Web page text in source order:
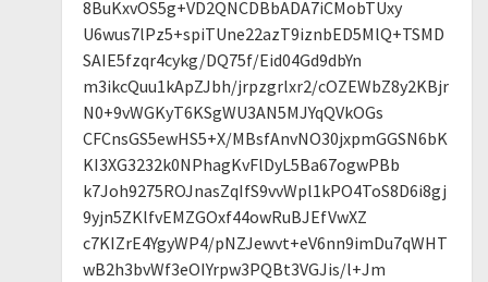
8BuKxvOS5g+VD2QNCDBbADA7iCMobTUxy
U6wus7lPz5+spiTUne22azT9iznbED5MlQ+TSMD
SAIE5fzqr4cykg/DQ75f/Eid04Gd9dbYn
m3ikcQuu1kApZJbh/jrpzgrlxr2/cOZEWbZ8y2KBjr
N0+9vWGKyT6KSgWU3AN5MJYqQVkOGs
CFCnsGS5ewHS5+X/MBsfAnvNO30jxpmGGSN6bK
KI3XG3232k0NPhagKvFlDyL5Ba67ogwPBb
k7Joh9275ROJnasZqIfS9vvWpl1kPO4ToS8D6i8gj
9yjn5ZKlfvEMZGOxf44owRuBJEfVwXZ
c7KIZrE4YgyWP4/pNZJewvt+eV6nn9imDu7qWHT
wB2h3bvWf3eOIYrpw3PQBt3VGJis/l+Jm